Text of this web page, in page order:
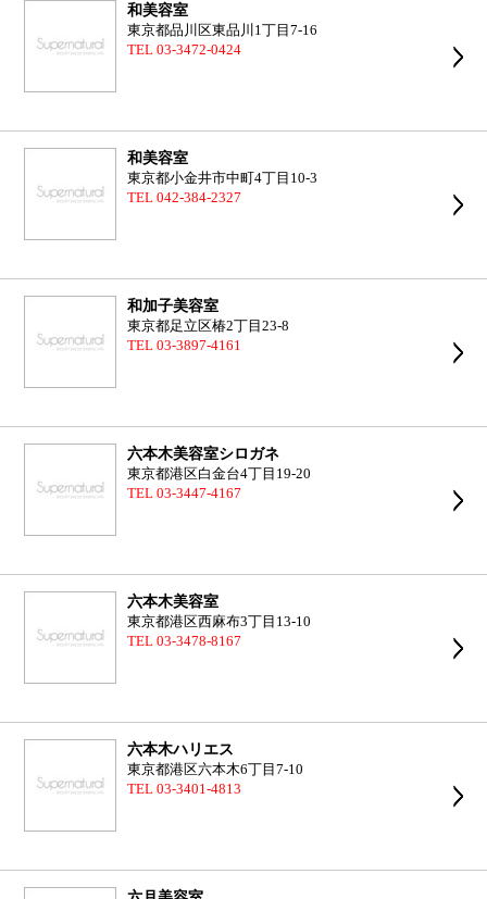
和美容室
東京都品川区東品川1丁目7-16
TEL 03-3472-0424
和美容室
東京都小金井市中町4丁目10-3
TEL 042-384-2327
和加子美容室
東京都足立区椿2丁目23-8
TEL 03-3897-4161
六本木美容室シロガネ
東京都港区白金台4丁目19-20
TEL 03-3447-4167
六本木美容室
東京都港区西麻布3丁目13-10
TEL 03-3478-8167
六本木ハリエス
東京都港区六本木6丁目7-10
TEL 03-3401-4813